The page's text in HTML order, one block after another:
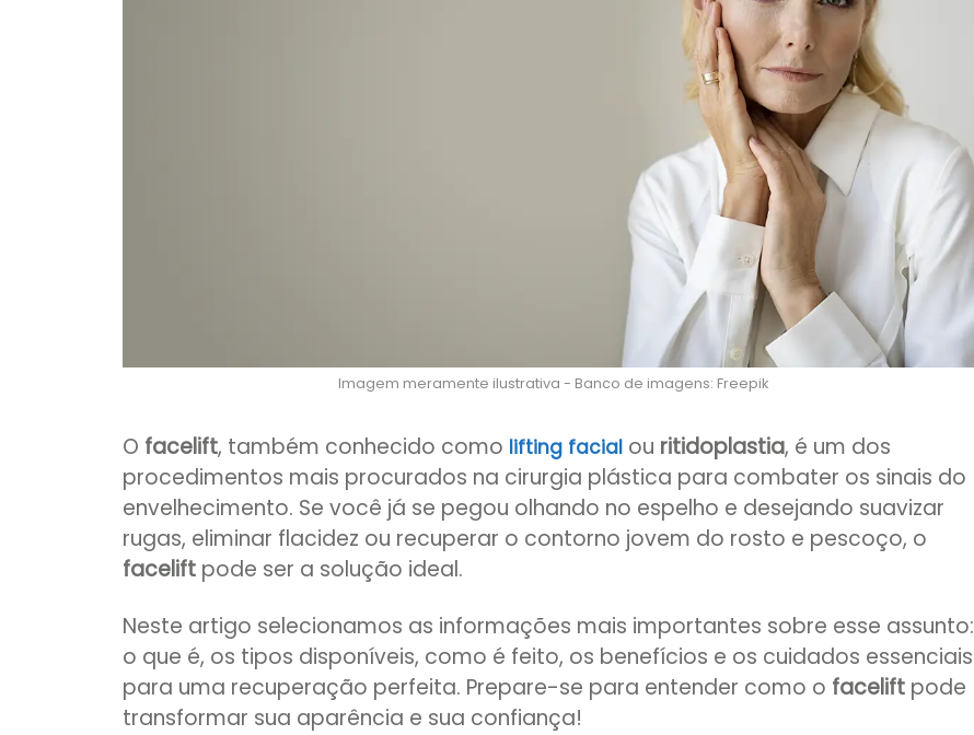
Imagem meramente ilustrativa - Banco de imagens: Freepik
O facelift, também conhecido como lifting facial ou ritidoplastia, é um dos
procedimentos mais procurados na cirurgia plástica para combater os sinais do
envelhecimento. Se você já se pegou olhando no espelho e desejando suavizar
rugas, eliminar flacidez ou recuperar o contorno jovem do rosto e pescoço, o
facelift pode ser a solução ideal.
Neste artigo selecionamos as informações mais importantes sobre esse assunto:
o que é, os tipos disponíveis, como é feito, os benefícios e os cuidados essenciais
para uma recuperação perfeita. Prepare-se para entender como o facelift pode
transformar sua aparência e sua confiança!